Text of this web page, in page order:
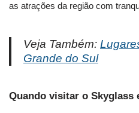
as atrações da região com
Veja Também:
Grande do Sul
Quando visitar o Skyglass